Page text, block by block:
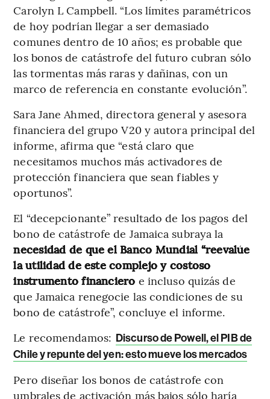
Carolyn L Campbell. “Los límites paramétricos
de hoy podrían llegar a ser demasiado
comunes dentro de 10 años; es probable que
los bonos de catástrofe del futuro cubran sólo
las tormentas más raras y dañinas, con un
marco de referencia en constante evolución”.
Sara Jane Ahmed, directora general y asesora
financiera del grupo V20 y autora principal del
informe, afirma que “está claro que
necesitamos muchos más activadores de
protección financiera que sean fiables y
oportunos”.
El “decepcionante” resultado de los pagos del
bono de catástrofe de Jamaica subraya la
necesidad de que el Banco Mundial “reevalúe
la utilidad de este complejo y costoso
instrumento financiero e incluso quizás de
que Jamaica renegocie las condiciones de su
bono de catástrofe”, concluye el informe.
Le recomendamos: Discurso de Powell, el PIB de
Chile y repunte del yen: esto mueve los mercados
Pero diseñar los bonos de catástrofe con
umbrales de activación más bajos sólo haría